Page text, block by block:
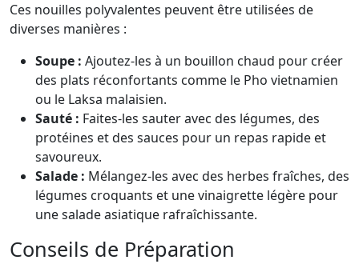
Ces nouilles polyvalentes peuvent être utilisées de
diverses manières :
Soupe : Ajoutez-les à un bouillon chaud pour créer
des plats réconfortants comme le Pho vietnamien
ou le Laksa malaisien.
Sauté : Faites-les sauter avec des légumes, des
protéines et des sauces pour un repas rapide et
savoureux.
Salade : Mélangez-les avec des herbes fraîches, des
légumes croquants et une vinaigrette légère pour
une salade asiatique rafraîchissante.
Conseils de Préparation